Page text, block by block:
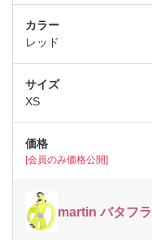
レッド
XS
[会員のみ価格公開]
martin バタフ